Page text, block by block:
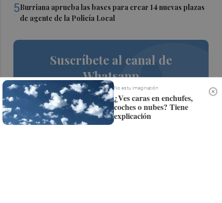
5Burriana aprueba las bases para crear 14 nuevas plazas
de agente de la Policía Local
Suscríbete al canal de
Whatsapp
Siempre al día de las últimas noticias
¡Quiero suscribirme!
No es tu imaginación
¿Ves caras en enchufes,
coches o nubes? Tiene
explicación